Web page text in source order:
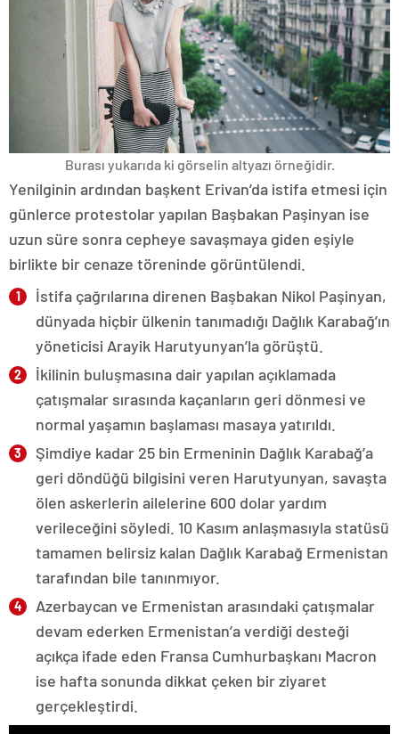
Burası yukarıda ki görselin altyazı örneğidir.
Yenilginin ardından başkent Erivan’da istifa etmesi için
günlerce protestolar yapılan Başbakan Paşinyan ise
uzun süre sonra cepheye savaşmaya giden eşiyle
birlikte bir cenaze töreninde görüntülendi.
İstifa çağrılarına direnen Başbakan Nikol Paşinyan,
dünyada hiçbir ülkenin tanımadığı Dağlık Karabağ’ın
yöneticisi Arayik Harutyunyan’la görüştü.
İkilinin buluşmasına dair yapılan açıklamada
çatışmalar sırasında kaçanların geri dönmesi ve
normal yaşamın başlaması masaya yatırıldı.
Şimdiye kadar 25 bin Ermeninin Dağlık Karabağ’a
geri döndüğü bilgisini veren Harutyunyan, savaşta
ölen askerlerin ailelerine 600 dolar yardım
verileceğini söyledi. 10 Kasım anlaşmasıyla statüsü
tamamen belirsiz kalan Dağlık Karabağ Ermenistan
tarafından bile tanınmıyor.
Azerbaycan ve Ermenistan arasındaki çatışmalar
devam ederken Ermenistan’a verdiği desteği
açıkça ifade eden Fransa Cumhurbaşkanı Macron
ise hafta sonunda dikkat çeken bir ziyaret
gerçekleştirdi.